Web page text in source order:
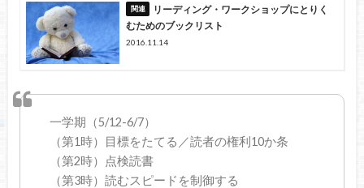
リーディング・ワークショップにとりく
むためのブックリスト
2016.11.14
一学期（5/12-6/7）
（第1時）目標をたてる／読者の権利10か条
（第2時）点検読書
（第3時）読むスピードを制御する